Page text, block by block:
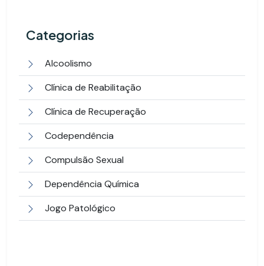
Categorias
Alcoolismo
Clínica de Reabilitação
Clínica de Recuperação
Codependência
Compulsão Sexual
Dependência Química
Jogo Patológico